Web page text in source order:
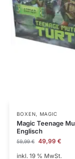
BOXEN, MAGIC
Magic Teenage
Englisch
59,99€ 49,99 €
inkl. 19 % MwSt.